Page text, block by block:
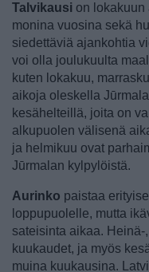
Talvikausi on lokakuun
monina vuosina sekä
siedettäviä ajankohtia
voi olla joulukuulta
kuten lokakuu,
aikoja oleskella
kesähelteillä, joita on
alkupuolen välisenä
ja helmikuu ovat
Jūrmalan kylpylöistä.
Aurinko paistaa
loppupuolelle, mutta
sateisinta aikaa.
kuukaudet, ja myös
muina kuukausina.